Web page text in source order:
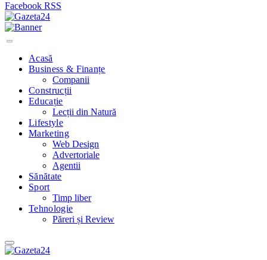
Facebook RSS
Acasă
Business & Finanțe
Companii
Construcții
Educație
Lecții din Natură
Lifestyle
Marketing
Web Design
Advertoriale
Agentii
Sănătate
Sport
Timp liber
Tehnologie
Păreri și Review